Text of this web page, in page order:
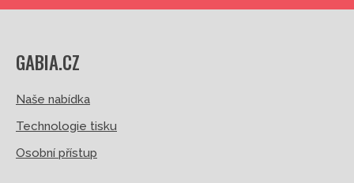
GABIA.CZ
Naše nabídka
Technologie tisku
Osobní přístup